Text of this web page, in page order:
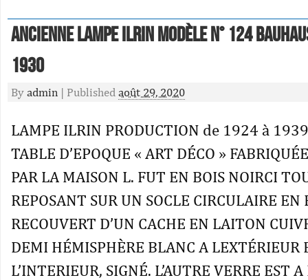
Ancienne Lampe ILRIN modèle n° 124
1930
By admin | Published août 29, 2020
LAMPE ILRIN PRODUCTION de 1924 à
TABLE D’EPOQUE « ART DÉCO »
PAR LA MAISON L. FUT EN BOIS NOIRCI
REPOSANT SUR UN SOCLE CIRCULAIRE EN
RECOUVERT D’UN CACHE EN LAITON
DEMI HÉMISPHÈRE BLANC A LEXTÉRIEUR
L’INTERIEUR, SIGNÉ. L’AUTRE VERRE EST